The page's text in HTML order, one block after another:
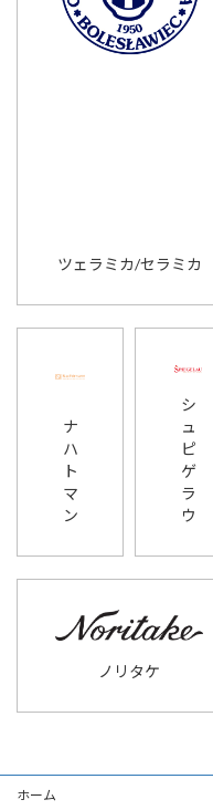
ツェラミカ/セラミカ
ナ
ハ
ト
マ
ン
シ
ュ
ピ
ゲ
ラ
ウ
ノリタケ
ホーム